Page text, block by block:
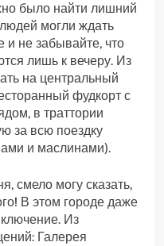
было найти лишний
могли ждать
и не забывайте, что
лишь к вечеру. Из
на центральный
фудкорт с
в траттории
за всю поездку
и маслинами).
смело могу сказать,
В этом городе даже
Из
Галерея